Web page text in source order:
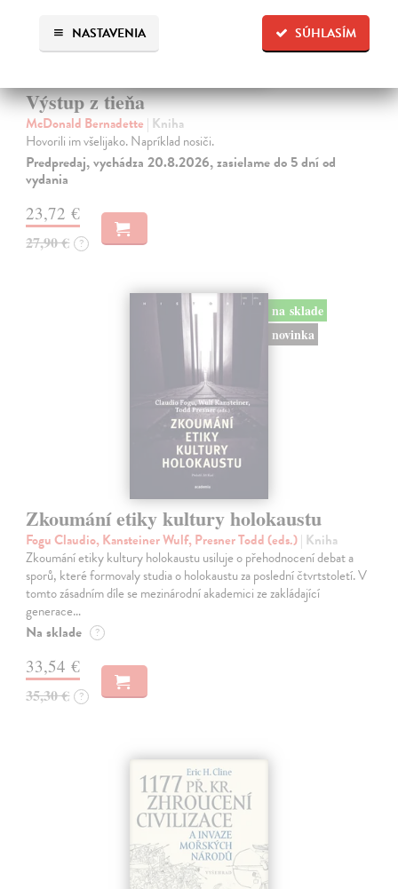
SÚHLASÍM
NASTAVENIA
Výstup z tieňa
McDonald Bernadette | Kniha
Hovorili im všelijako. Napríklad nosiči.
Predpredaj, vychádza 20.8.2026, zasielame do 5 dní od
vydania
23,72 €
27,90 € ?
na sklade
novinka
Zkoumání etiky kultury holokaustu
Fogu Claudio, Kansteiner Wulf, Presner Todd (eds.)| Kniha
Zkoumání etiky kultury holokaustu usiluje o přehodnocení debat a
sporů, které formovaly studia o holokaustu za poslední čtvrtstoletí. V
tomto zásadním díle se mezinárodní akademici ze zakládající
generace…
Na sklade ?
33,54 €
35,30 € ?